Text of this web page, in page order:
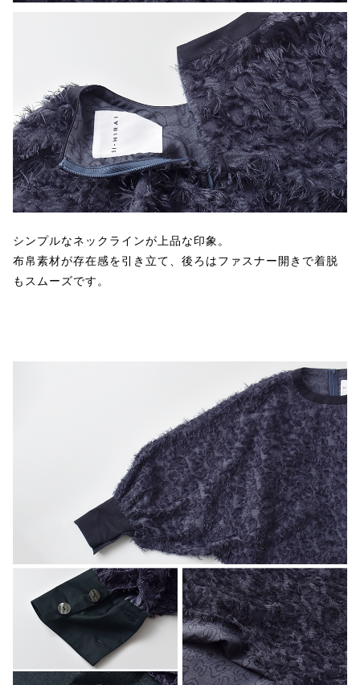
シンプルなネックラインが上品な印象。
布帛素材が存在感を引き立て、後ろはファスナー開きで着脱
もスムーズです。